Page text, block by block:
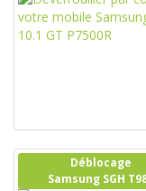
Déblocage
Samsung SGH